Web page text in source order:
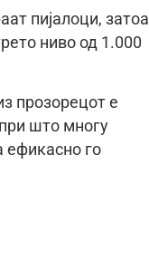
пијалоци, затоа
ниво од 1.000
прозорецот е
што многу
ефикасно го